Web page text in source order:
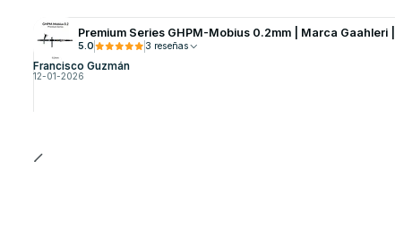
Premium Series GHPM-Mobius 0.2mm | Marca Gaahleri
5.0 3 reseñas
Francisco Guzmán
12-01-2026